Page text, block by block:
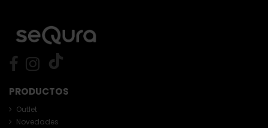
PRODUCTOS
Outlet
Novedades